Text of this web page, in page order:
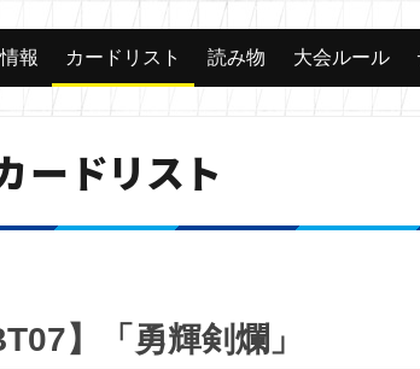
報 カードリスト 読み物 大会ルール
ードリスト
】「勇輝剣爛」